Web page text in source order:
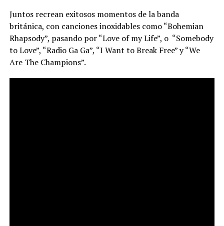
Juntos recrean exitosos momentos de la banda
británica, con canciones inoxidables como “Bohemian
Rhapsody”, pasando por “Love of my Life”, o “Somebody
to Love”, “Radio Ga Ga”, “I Want to Break Free” y “We
Are The Champions”.